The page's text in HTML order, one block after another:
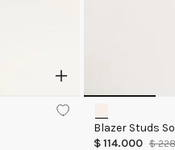
Blazer Studs
$114.000 $ 228